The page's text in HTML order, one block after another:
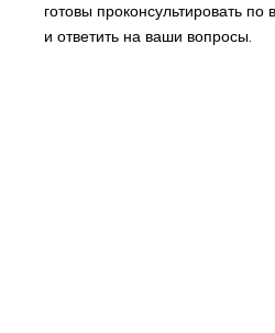
готовы проконсультировать
и ответить на ваши вопросы.